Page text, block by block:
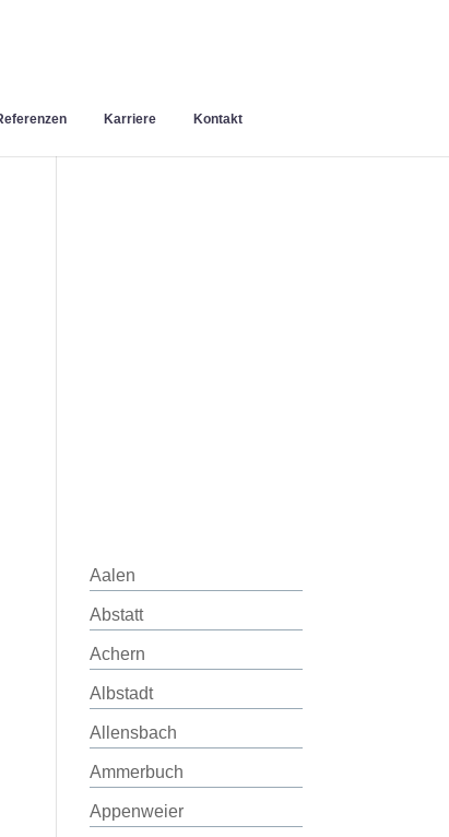
Karriere Kontakt
Aalen
Abstatt
Achern
Albstadt
Allensbach
Ammerbuch
Appenweier